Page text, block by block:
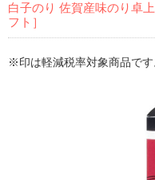
白子のり 佐賀産味のり卓
フト］
※印は軽減税率対象商品です